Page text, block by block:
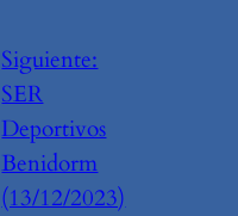
Siguiente:
SER
Deportivos
Benidorm
(13/12/2023)